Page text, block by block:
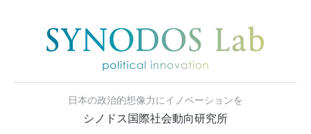
日本の政治的想像力にイノベーションを
シノドス国際社会動向研究所